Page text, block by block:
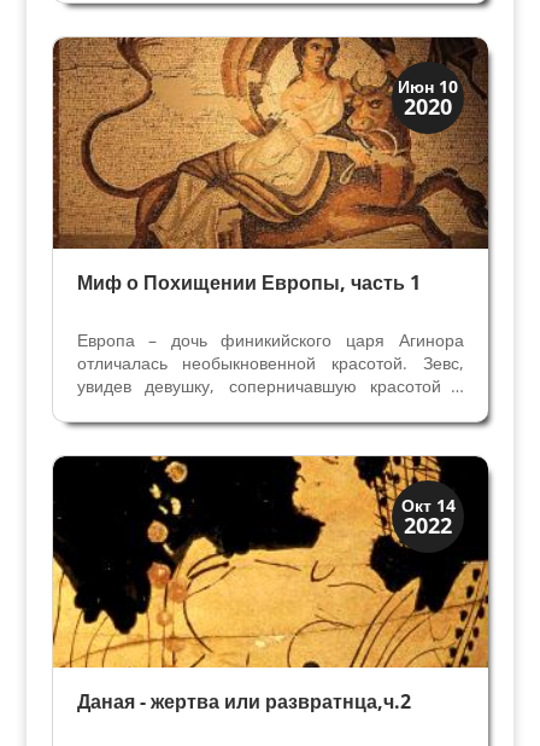
для римлян. Литературные свидетельства
древних говорят нам о его любовных
приключениях – Юпитер...
Июн 10
2020
История
Мифы и Библия
Миф о Похищении Европы, часть 1
Европа – дочь финикийского царя Агинора
отличалась необыкновенной красотой. Зевс,
увидев девушку, соперничавшую красотой с
в огромного белоснежного быка со сверкающей
шерстью и изогнутыми как серп рогами. Придя
на луг, где...
Окт 14
2022
История
Мифы и Библия
Даная - жертва или развратнца,ч.2